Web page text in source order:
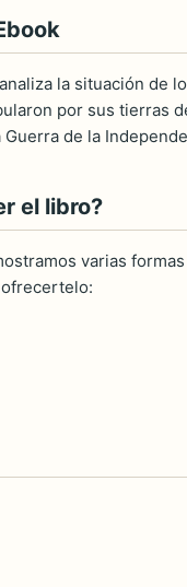
la situación de
por sus tierras
Guerra de la
el libro?
varias